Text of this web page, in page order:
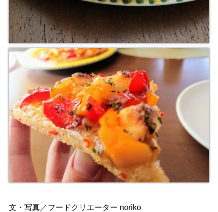
文・写真／フードクリエーター noriko